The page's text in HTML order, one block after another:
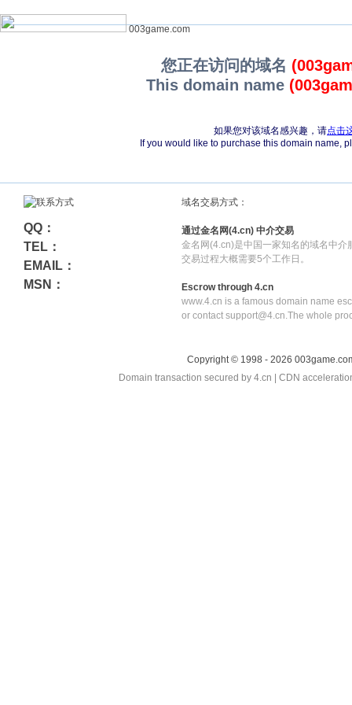
003game.com
您正在访问的域名
This domain name
如果您对该域名感兴趣，请点击
If you would like to purchase this domain name,
QQ：
TEL：
EMAIL：
MSN：
域名交易方式：
通过金名网(4.cn) 中介交易
金名网(4.cn)是中国一家知名的域名中介
交易过程大概需要5个工作日。
Escrow through 4.cn
www.4.cn is a famous domain name
or contact support@4.cn.The whole
Copyright © 1998 - 2026
Domain transaction secured by 4.cn | CDN